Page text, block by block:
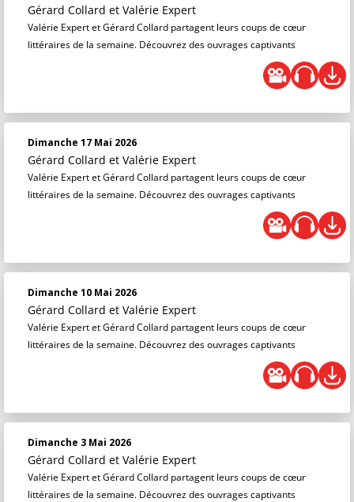
Gérard Collard et Valérie Expert
Valérie Expert et Gérard Collard partagent leurs coups de cœur
littéraires de la semaine. Découvrez des ouvrages captivants
Dimanche 17 Mai 2026
Gérard Collard et Valérie Expert
Valérie Expert et Gérard Collard partagent leurs coups de cœur
littéraires de la semaine. Découvrez des ouvrages captivants
Dimanche 10 Mai 2026
Gérard Collard et Valérie Expert
Valérie Expert et Gérard Collard partagent leurs coups de cœur
littéraires de la semaine. Découvrez des ouvrages captivants
Dimanche 3 Mai 2026
Gérard Collard et Valérie Expert
Valérie Expert et Gérard Collard partagent leurs coups de cœur
littéraires de la semaine. Découvrez des ouvrages captivants